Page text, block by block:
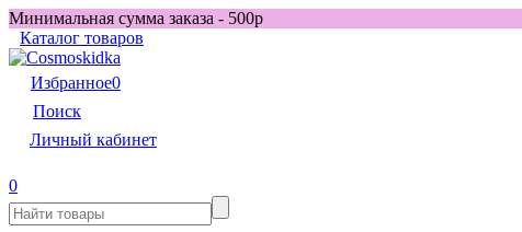
Минимальная сумма заказа - 500р
Каталог товаров
Избранное0
Поиск
Личный кабинет
0